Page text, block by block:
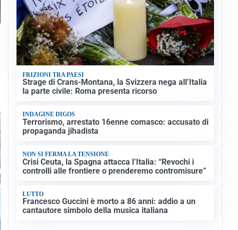
FRIZIONI TRA PAESI
Strage di Crans-Montana, la Svizzera nega all’Italia
la parte civile: Roma presenta ricorso
INDAGINE DIGOS
Terrorismo, arrestato 16enne comasco: accusato di
propaganda jihadista
NON SI FERMA LA TENSIONE
Crisi Ceuta, la Spagna attacca l’Italia: “Revochi i
controlli alle frontiere o prenderemo contromisure”
LUTTO
Francesco Guccini è morto a 86 anni: addio a un
cantautore simbolo della musica italiana